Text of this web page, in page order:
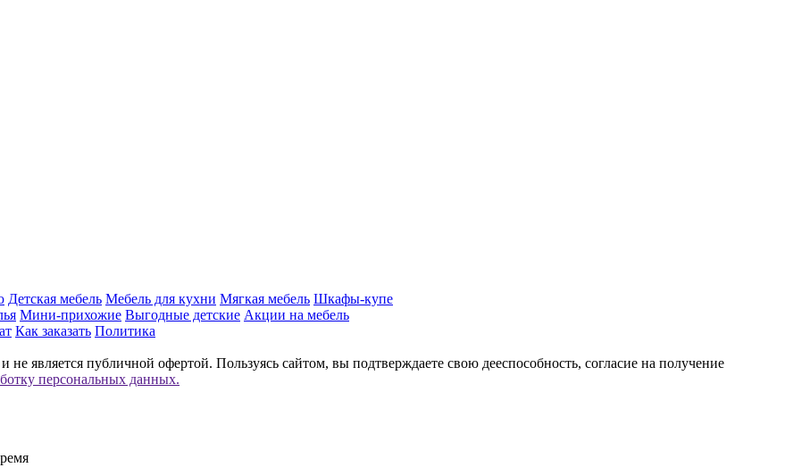
Детская мебель Мебель для кухни Мягкая мебель Шкафы-купе
Мини-прихожие Выгодные детские Акции на мебель
Как заказать Политика
является публичной офертой. Пользуясь сайтом, вы подтверждаете свою дееспособность, согласие на получение
персональных данных.